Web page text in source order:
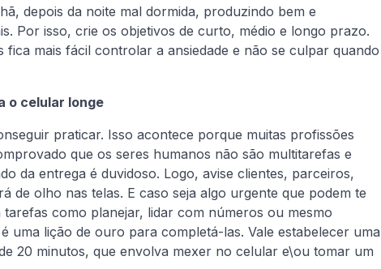
depois da noite mal dormida, produzindo bem e
Por isso, crie os objetivos de curto, médio e longo prazo.
mais fácil controlar a ansiedade e não se culpar quando
o celular longe
praticar. Isso acontece porque muitas profissões
que os seres humanos não são multitarefas e
da entrega é duvidoso. Logo, avise clientes, parceiros,
de olho nas telas. E caso seja algo urgente que podem te
como planejar, lidar com números ou mesmo
uma lição de ouro para completá-las. Vale estabelecer uma
20 minutos, que envolva mexer no celular e\ou tomar um